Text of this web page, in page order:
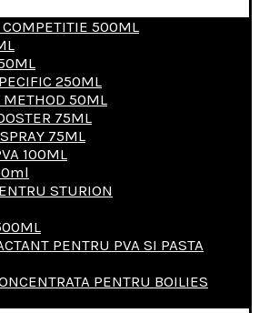
COMPETITIE 500ML
250ML
METHOD 50ML
75ML
75ML
100ML
STURION
PENTRU PVA SI PASTA
PENTRU BOILIES